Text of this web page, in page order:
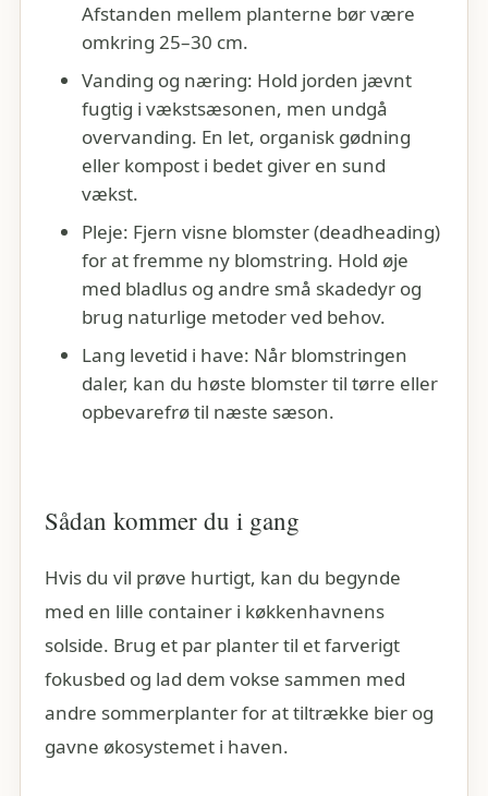
Afstanden mellem planterne bør være
omkring 25–30 cm.
Vanding og næring: Hold jorden jævnt
fugtig i vækstsæsonen, men undgå
overvanding. En let, organisk gødning
eller kompost i bedet giver en sund
vækst.
Pleje: Fjern visne blomster (deadheading)
for at fremme ny blomstring. Hold øje
med bladlus og andre små skadedyr og
brug naturlige metoder ved behov.
Lang levetid i have: Når blomstringen
daler, kan du høste blomster til tørre eller
opbevarefrø til næste sæson.
Sådan kommer du i gang
Hvis du vil prøve hurtigt, kan du begynde
med en lille container i køkkenhavnens
solside. Brug et par planter til et farverigt
fokusbed og lad dem vokse sammen med
andre sommerplanter for at tiltrække bier og
gavne økosystemet i haven.